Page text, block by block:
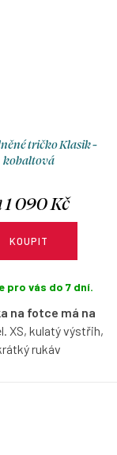
tričko Klasik -
kobaltová
1 090 Kč
KOUPIT
pro vás do 7 dní.
na fotce má na
XS, kulatý výstřih,
rukáv